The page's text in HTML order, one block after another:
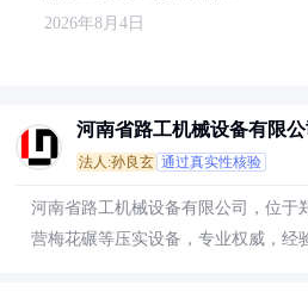
2026年8月4日
河南省路工机械设备有限公
法人:孙良玄 通过真实性核验
河南省路工机械设备有限公司，位于
营梅花碾等压实设备，专业权威，经